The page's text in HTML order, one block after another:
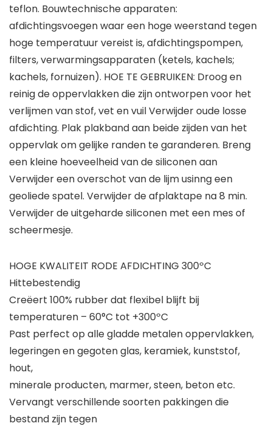
teflon. Bouwtechnische apparaten:
afdichtingsvoegen waar een hoge weerstand tegen
hoge temperatuur vereist is, afdichtingspompen,
filters, verwarmingsapparaten (ketels, kachels;
kachels, fornuizen). HOE TE GEBRUIKEN: Droog en
reinig de oppervlakken die zijn ontworpen voor het
verlijmen van stof, vet en vuil Verwijder oude losse
afdichting. Plak plakband aan beide zijden van het
oppervlak om gelijke randen te garanderen. Breng
een kleine hoeveelheid van de siliconen aan
Verwijder een overschot van de lijm usinng een
geoliede spatel. Verwijder de afplaktape na 8 min.
Verwijder de uitgeharde siliconen met een mes of
scheermesje.
HOGE KWALITEIT RODE AFDICHTING 300ºC
Hittebestendig
Creëert 100% rubber dat flexibel blijft bij
temperaturen – 60°C tot +300ºC
Past perfect op alle gladde metalen oppervlakken,
legeringen en gegoten glas, keramiek, kunststof,
hout,
minerale producten, marmer, steen, beton etc.
Vervangt verschillende soorten pakkingen die
bestand zijn tegen